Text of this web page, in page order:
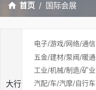
首页 国际会展
大行
电子/游戏/网络/通信
五金/建材/泵阀/暖通
工业/机械/制造/矿业
汽配/车/汽摩/自行车